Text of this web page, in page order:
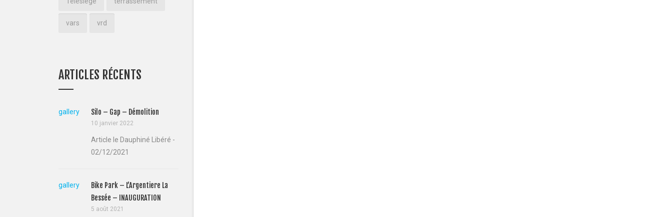
vars vrd
ARTICLES RÉCENTS
gallery Silo – Gap – Démolition
10 janvier 2022
Article le Dauphiné Libéré -
02/12/2021
gallery
Bike Park – L’Argentiere La
Bessée – INAUGURATION
5 août 2021